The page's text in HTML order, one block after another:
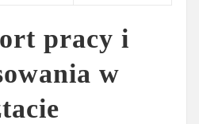
pracy i
w